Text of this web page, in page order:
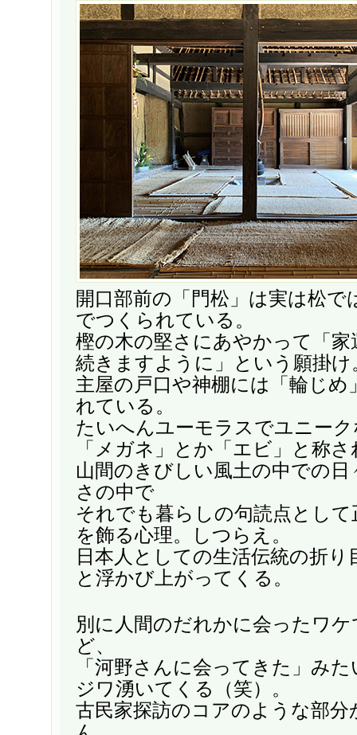
開口部前の「門松」は実は松で
でつくられている。
樫の木の堅さにあやかって「
続きますように」という願掛け
主屋の戸口や神棚には「輪じめ
れている。
たいへんユーモラスでユニー
「メガネ」とか「エビ」と称
山間のきびしい風土の中での
さの中で
それでも暮らしの句読点とし
を飾る心理。しつらえ。
日本人としての生活伝統の折
と浮かび上がってくる。
別に人間のだれかに会ったワ
ど、
「河野さんに会ってきた」み
ジワ湧いてくる（笑）。
古民家探訪のコアのような部分